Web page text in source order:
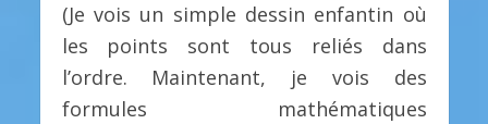
(Je vois un simple dessin enfantin où
les points sont tous reliés dans
l’ordre. Maintenant, je vois des
formules mathématiques